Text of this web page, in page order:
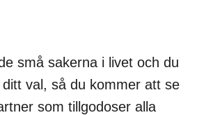
små sakerna i livet och du
val, så du kommer att se
som tillgodoser alla